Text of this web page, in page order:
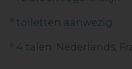
° toiletten aanwezig
° 4 talen: Nederlands,